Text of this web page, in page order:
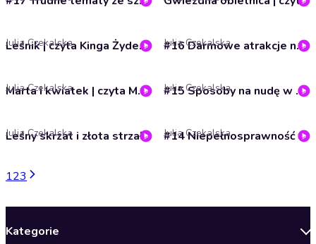
Leśnik | czyta Kinga Żydek | Gawędy Zuchowe | ZHP
Julia Czekalska #16 Darmowe atrakcje na rodzinne wakacje I Iskierka od ZHP
Julia Czekalska
Marta i kwiatek | czyta Monika Horna-Cieślak – Rzeczniczka Praw Dziecka | Gawędy Zuchowe | ZHP
Julia Czekalska #15 Sposoby na nudę w podróży I Iskierka od ZHP
Julia Czekalska
Leśny skrzat i złota strzała | czyta Olga Junkuszew | Gawędy Zuchowe | ZHP
Julia Czekalska #14 Niepełnosprawność nie wyklucza I Iskierka od ZHP
Julia Czekalska
123
Kategorie